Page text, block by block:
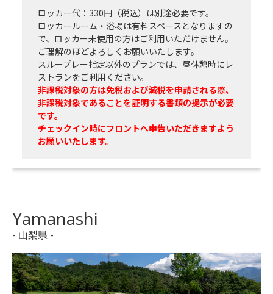
ロッカー代：330円（税込）は別途必要です。
ロッカールーム・浴場は有料スペースとなりますの
で、ロッカー未使用の方はご利用いただけません。
ご理解のほどよろしくお願いいたします。
スループレー指定以外のプランでは、昼休憩時にレ
ストランをご利用ください。
非課税対象の方は免税および減税を申請される際、
非課税対象であることを証明する書類の提示が必要
です。
チェックイン時にフロントへ申告いただきますよう
お願いいたします。
Yamanashi
- 山梨県 -